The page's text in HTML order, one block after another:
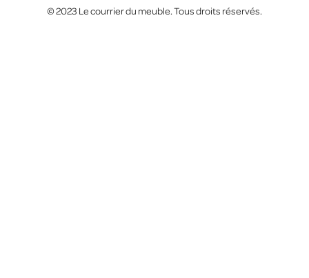
© 2023 Le courrier du meuble. Tous droits réservés.